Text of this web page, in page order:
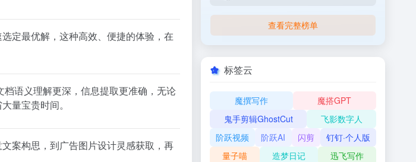
定最优解，这种高效、便捷的体验，在
语义理解更深，信息提取更准确，无论
量宝贵时间。
案构思，到广告图片设计灵感获取，再
查看完整榜单
标签云
魔撰写作
魔搭GPT
鬼手剪辑GhostCut
飞影数字人
阶跃视频
阶跃AI 闪剪
钉钉·个人版
量子喵
造梦日记
迅飞写作